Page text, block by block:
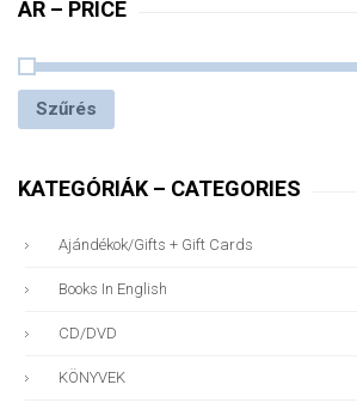
ÁR – PRICE
Szűrés
KATEGÓRIÁK – CATEGORIES
Ajándékok/gifts + Gift Cards
Books In English
CD/DVD
KÖNYVEK